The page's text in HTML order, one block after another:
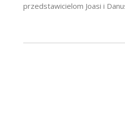
przedstawicielom Joasi i